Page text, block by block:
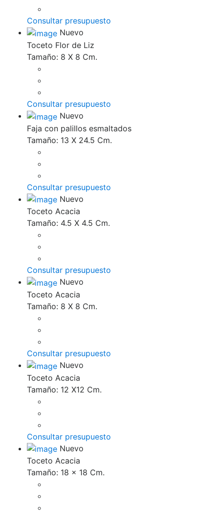
Consultar presupuesto
Nuevo
Toceto Flor de Liz
Tamaño: 8 X 8 Cm.
Consultar presupuesto
Nuevo
Faja con palillos esmaltados
Tamaño: 13 X 24.5 Cm.
Consultar presupuesto
Nuevo
Toceto Acacia
Tamaño: 4.5 X 4.5 Cm.
Consultar presupuesto
Nuevo
Toceto Acacia
Tamaño: 8 X 8 Cm.
Consultar presupuesto
Nuevo
Toceto Acacia
Tamaño: 12 X12 Cm.
Consultar presupuesto
Nuevo
Toceto Acacia
Tamaño: 18 x 18 Cm.